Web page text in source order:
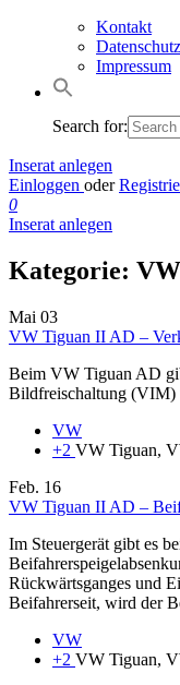
Kontakt
Impressum
Search for:
Inserat anlegen
Einloggen oder
0
Inserat anlegen
Kategorie:
Mai 03
VW Tiguan II AD –
Beim VW Tiguan AD
Bildfreischaltung (VIM)
VW
+2 VW Tiguan,
Feb. 16
VW Tiguan II AD –
Im Steuergerät gibt es
Rückwärtsganges und
Beifahrerseit, wird der
VW
+2 VW Tiguan,